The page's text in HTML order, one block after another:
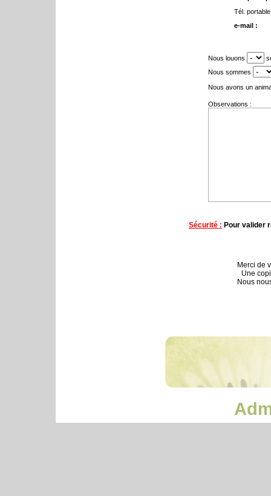
Tél.
e-mail :
Nous louons
Nous sommes
Nous avons un
Observations :
Sécurité : Pour valider
Merci de
Une
Nous